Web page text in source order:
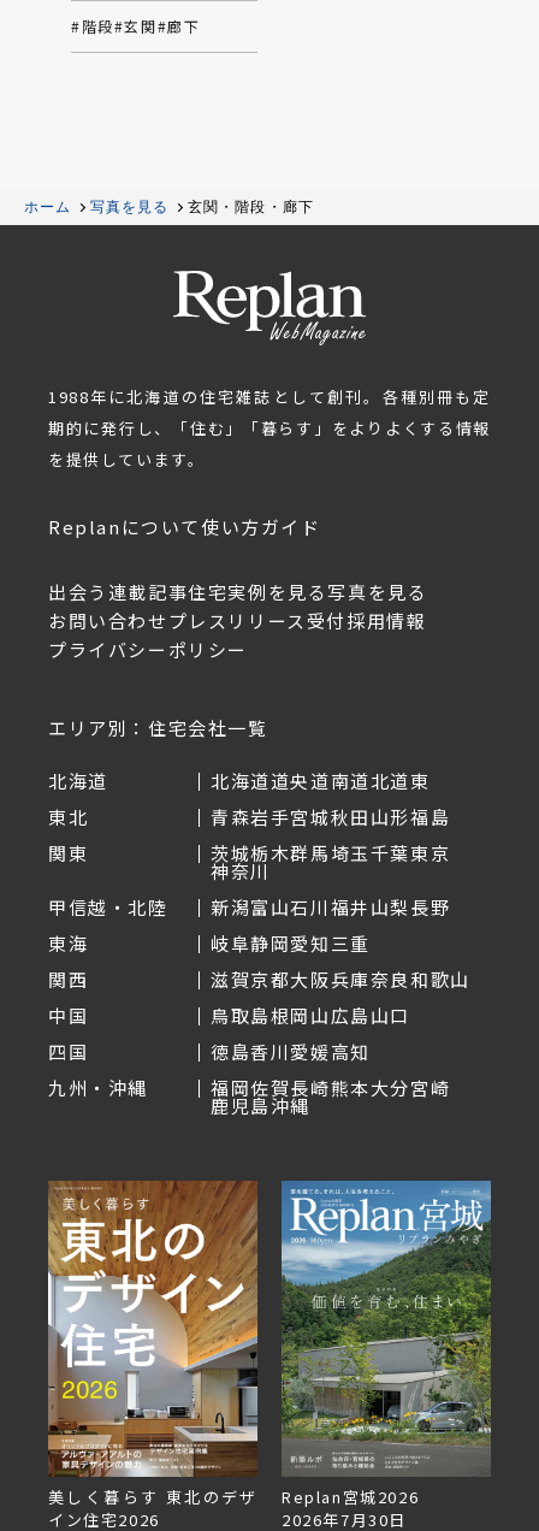
#階段#玄関#廊下
ホーム 写真を見る 玄関・階段・廊下
1988年に北海道の住宅雑誌として創刊。各種別冊も定
期的に発行し、「住む」「暮らす」をよりよくする情報
を提供しています。
Replanについて使い方ガイド
出会う 連載記事住宅実例を見る写真を見る
お問い合わせ プレスリリース受付採用情報
プライバシーポリシー
エリア別：住宅会社一覧
北海道 北海道道央道南道北道東
東北
青森岩手宮城秋田山形福島
関東
茨城栃木群馬埼玉千葉東京
神奈川
甲信越・北陸
新潟富山石川福井山梨長野
東海
岐阜静岡愛知三重
関西
滋賀京都大阪兵庫奈良和歌山
中国
鳥取島根岡山広島山口
四国
徳島香川愛媛高知
九州・沖縄
福岡佐賀長崎熊本大分宮崎
鹿児島沖縄
美しく暮らす 東北のデザ
イン住宅2026
Replan宮城2026
2026年7月30日